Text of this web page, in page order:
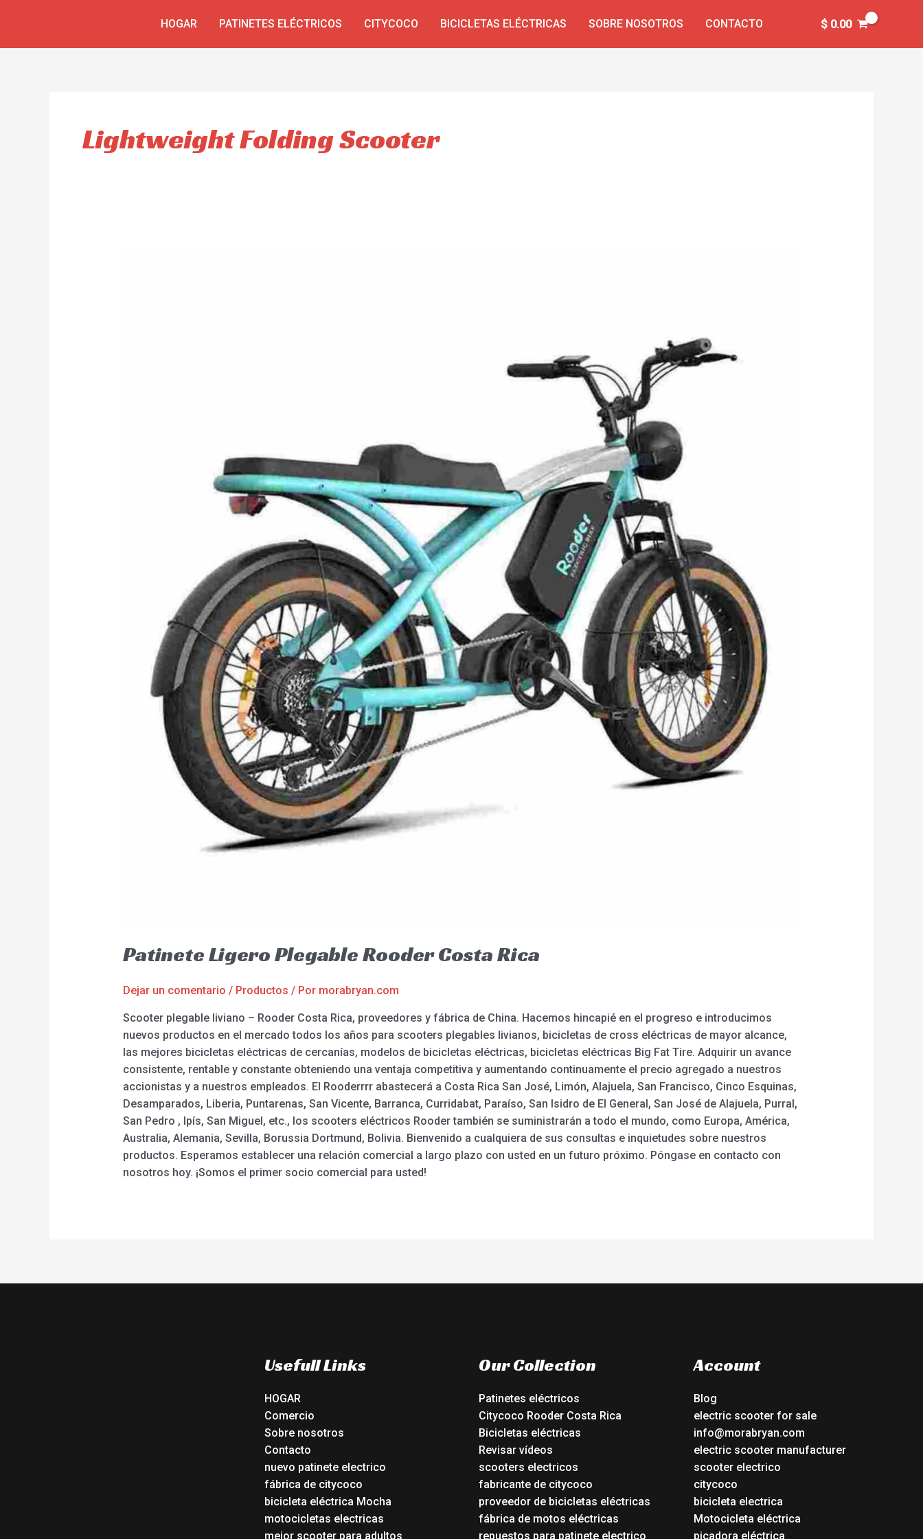
HOGAR PATINETES ELÉCTRICOS CITYCOCO BICICLETAS ELÉCTRICAS SOBRE NOSOTROS CONTACTO $0.00
Lightweight Folding Scooter
Patinete Ligero Plegable Rooder Costa Rica
Dejar un comentario / Productos / Por morabryan.com
Scooter plegable liviano – Rooder Costa Rica, proveedores y fábrica de China. Hacemos hincapié en el progreso e introducimos
nuevos productos en el mercado todos los años para scooters plegables livianos, bicicletas de cross eléctricas de mayor alcance,
las mejores bicicletas eléctricas de cercanías, modelos de bicicletas eléctricas, bicicletas eléctricas Big Fat Tire. Adquirir un avance
consistente, rentable y constante obteniendo una ventaja competitiva y aumentando continuamente el precio agregado a nuestros
accionistas y a nuestros empleados. El Rooderrrr abastecerá a Costa Rica San José, Limón, Alajuela, San Francisco, Cinco Esquinas,
Desamparados, Liberia, Puntarenas, San Vicente, Barranca, Curridabat, Paraíso, San Isidro de El General, San José de Alajuela, Purral,
San Pedro , Ipís, San Miguel, etc., los scooters eléctricos Rooder también se suministrarán a todo el mundo, como Europa, América,
Australia, Alemania, Sevilla, Borussia Dortmund, Bolivia. Bienvenido a cualquiera de sus consultas e inquietudes sobre nuestros
productos. Esperamos establecer una relación comercial a largo plazo con usted en un futuro próximo. Póngase en contacto con
nosotros hoy. ¡Somos el primer socio comercial para usted!
Usefull Links
HOGAR
Comercio
Sobre nosotros
Contacto
nuevo patinete electrico
fábrica de citycoco
bicicleta eléctrica Mocha
motocicletas electricas
mejor scooter para adultos
Our Collection
Patinetes eléctricos
Citycoco Rooder Costa Rica
Bicicletas eléctricas
Revisar vídeos
scooters electricos
fabricante de citycoco
proveedor de bicicletas eléctricas
fábrica de motos eléctricas
repuestos para patinete electrico
Account
Blog
electric scooter for sale
info@morabryan.com
electric scooter manufacturer
scooter electrico
citycoco
bicicleta electrica
Motocicleta eléctrica
picadora eléctrica